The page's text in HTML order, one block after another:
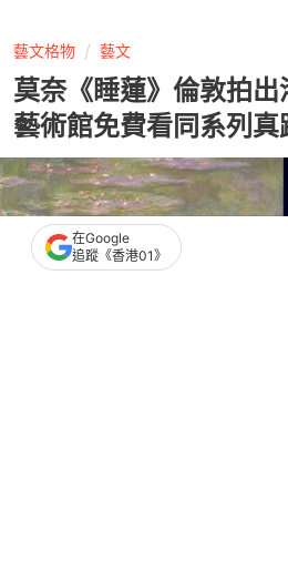
藝文格物 藝文
莫奈《睡蓮》倫敦拍
藝術館免費看同系列真
在Google
追蹤《香港01》